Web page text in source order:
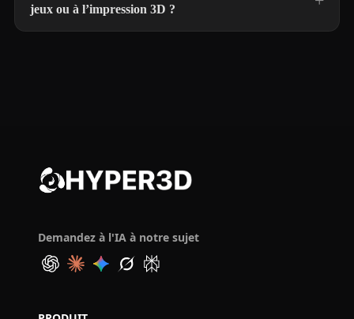
jeux ou à l’impression 3D ?
Demandez à l'IA à notre sujet